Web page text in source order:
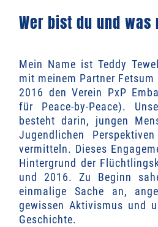
Wer bist du und was
Mein Name ist Teddy
mit meinem Partner
2016 den Verein PxP
für Peace-by-Peace).
besteht darin, jungen
Jugendlichen
vermitteln. Dieses
Hintergrund der
und 2016. Zu Beginn
einmalige Sache an,
gewissen Aktivismus und
Geschichte.